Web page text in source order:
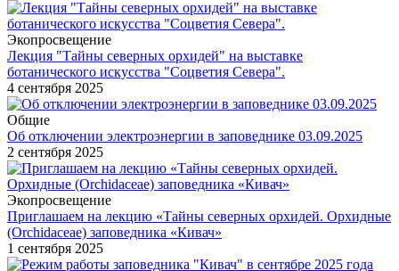
Экопросвещение
Лекция "Тайны северных орхидей" на выставке
ботанического искусства "Соцветия Севера".
4 сентября 2025
Общие
Об отключении электроэнергии в заповеднике 03.09.2025
2 сентября 2025
Экопросвещение
Приглашаем на лекцию «Тайны северных орхидей. Орхидные
(Orchidaceae) заповедника «Кивач»
1 сентября 2025